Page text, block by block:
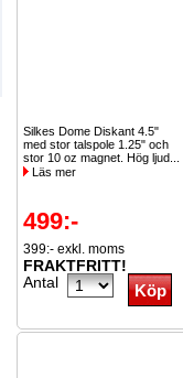
Silkes Dome Diskant 4.5"
med stor talspole 1.25" och
stor 10 oz magnet. Hög ljud...
Läs mer
499:-
399:- exkl. moms
FRAKTFRITT!
Antal